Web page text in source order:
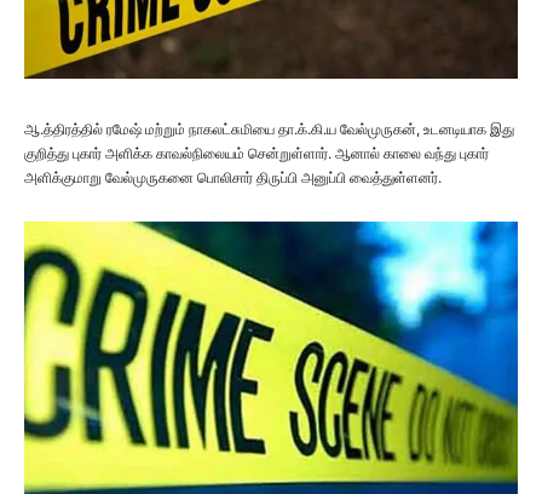
ஆ.த்திரத்தில் ரமேஷ் மற்றும் நாகலட்சுமியை தா.க்.கி.ய வேல்முருகன், உடனடியாக இது
குறித்து புகார் அளிக்க காவல்நிலையம் சென்றுள்ளார். ஆனால் காலை வந்து புகார்
அளிக்குமாறு வேல்முருகனை பொலிசார் திருப்பி அனுப்பி வைத்துள்ளனர்.